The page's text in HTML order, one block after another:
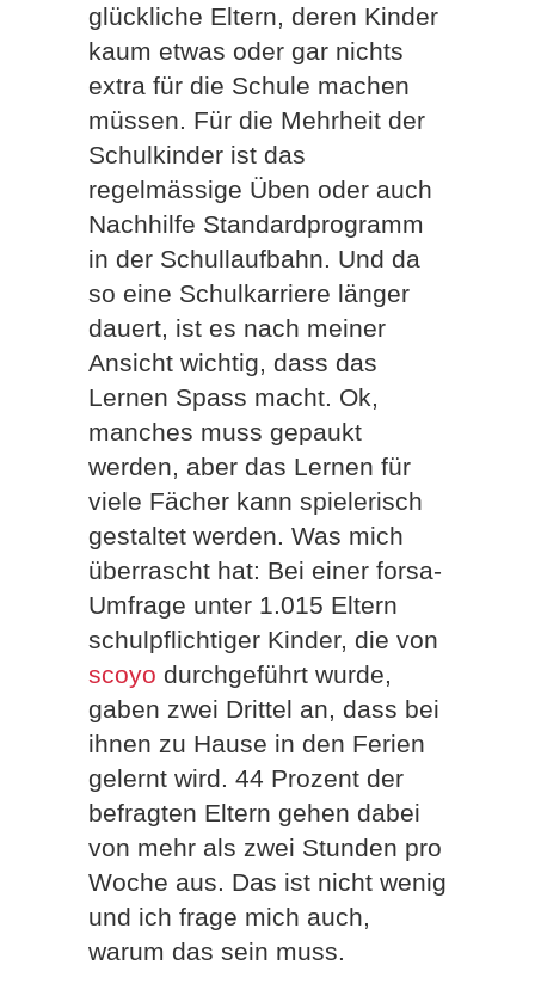
glückliche Eltern, deren Kinder
kaum etwas oder gar nichts
extra für die Schule machen
müssen. Für die Mehrheit der
Schulkinder ist das
regelmässige Üben oder auch
Nachhilfe Standardprogramm
in der Schullaufbahn. Und da
so eine Schulkarriere länger
dauert, ist es nach meiner
Ansicht wichtig, dass das
Lernen Spass macht. Ok,
manches muss gepaukt
werden, aber das Lernen für
viele Fächer kann spielerisch
gestaltet werden. Was mich
überrascht hat: Bei einer forsa-
Umfrage unter 1.015 Eltern
schulpflichtiger Kinder, die von
scoyo durchgeführt wurde,
gaben zwei Drittel an, dass bei
ihnen zu Hause in den Ferien
gelernt wird. 44 Prozent der
befragten Eltern gehen dabei
von mehr als zwei Stunden pro
Woche aus. Das ist nicht wenig
und ich frage mich auch,
warum das sein muss.